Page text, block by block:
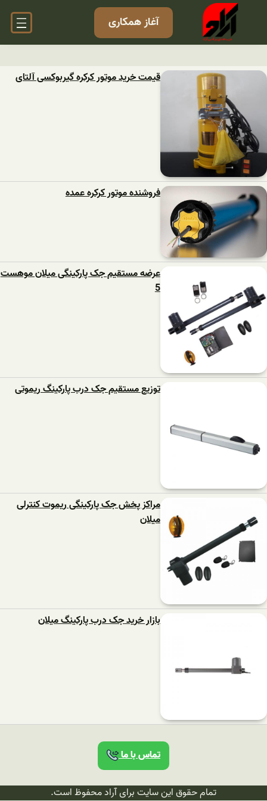
آغاز همکاری
قیمت خرید موتور کرکره گیربوکسی آلتای
فروشنده موتور کرکره عمده
عرضه مستقیم جک پارکینگی میلان موهست
5
توزیع مستقیم جک درب پارکینگ ریموتی
مراکز پخش جک پارکینگی ریموت کنترلی
میلان
بازار خرید جک درب پارکینگ میلان
تماس با ما
تمام حقوق این سایت برای آراد محفوظ است.